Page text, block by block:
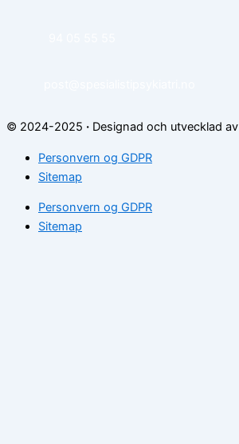
© 2024-2025 · Designad och utvecklad av
Personvern og GDPR
Sitemap
Personvern og GDPR
Sitemap